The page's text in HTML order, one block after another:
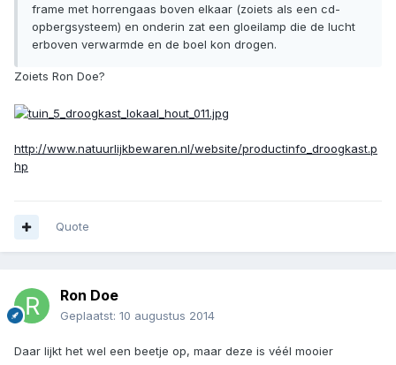
frame met horrengaas boven elkaar (zoiets als een cd-
opbergsysteem) en onderin zat een gloeilamp die de lucht
erboven verwarmde en de boel kon drogen.
Zoiets Ron Doe?
http://www.natuurlijkbewaren.nl/website/productinfo_droogkast.p
hp
Quote
Ron Doe
Geplaatst: 10 augustus 2014
Daar lijkt het wel een beetje op, maar deze is véél mooier